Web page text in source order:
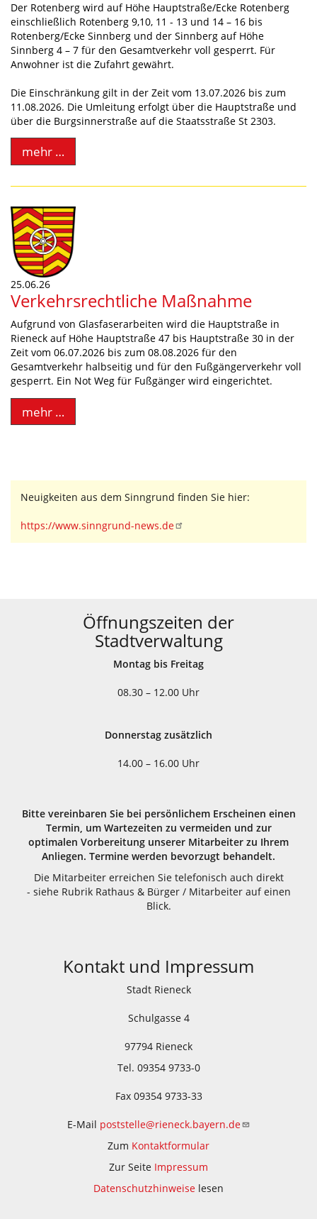
Der Rotenberg wird auf Höhe Hauptstraße/Ecke Rotenberg
einschließlich Rotenberg 9,10, 11 - 13 und 14 – 16 bis
Rotenberg/Ecke Sinnberg und der Sinnberg auf Höhe
Sinnberg 4 – 7 für den Gesamtverkehr voll gesperrt. Für
Anwohner ist die Zufahrt gewährt.
Die Einschränkung gilt in der Zeit vom 13.07.2026 bis zum
11.08.2026. Die Umleitung erfolgt über die Hauptstraße und
über die Burgsinnerstraße auf die Staatsstraße St 2303.
mehr …
25.06.26
Verkehrsrechtliche Maßnahme
Aufgrund von Glasfaserarbeiten wird die Hauptstraße in
Rieneck auf Höhe Hauptstraße 47 bis Hauptstraße 30 in der
Zeit vom 06.07.2026 bis zum 08.08.2026 für den
Gesamtverkehr halbseitig und für den Fußgängerverkehr voll
gesperrt. Ein Not Weg für Fußgänger wird eingerichtet.
mehr …
Neuigkeiten aus dem Sinngrund finden Sie hier:
https://www.sinngrund-news.de
Öffnungszeiten der
Stadtverwaltung
Montag bis Freitag
08.30 – 12.00 Uhr
Donnerstag zusätzlich
14.00 – 16.00 Uhr
Bitte vereinbaren Sie bei persönlichem Erscheinen einen
Termin, um Wartezeiten zu vermeiden und zur
optimalen Vorbereitung unserer Mitarbeiter zu Ihrem
Anliegen. Termine werden bevorzugt behandelt.
Die Mitarbeiter erreichen Sie telefonisch auch direkt
- siehe Rubrik Rathaus & Bürger / Mitarbeiter auf einen
Blick.
Kontakt und Impressum
Stadt Rieneck
Schulgasse 4
97794 Rieneck
Tel. 09354 9733-0
Fax 09354 9733-33
E-Mail poststelle@rieneck.bayern.de
Zum Kontaktformular
Zur Seite Impressum
Datenschutzhinweise lesen